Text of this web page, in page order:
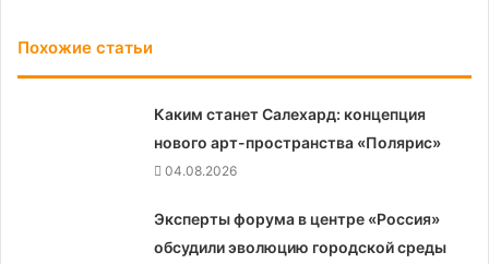
Похожие статьи
Каким станет Салехард: концепция
нового арт-пространства «Полярис»
04.08.2026
Эксперты форума в центре «Россия»
обсудили эволюцию городской среды